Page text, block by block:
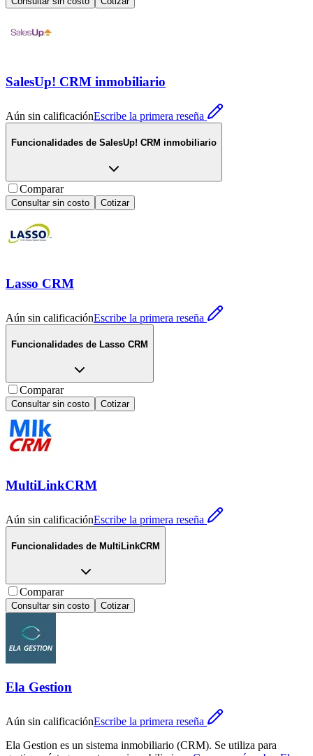
SalesUp! CRM inmobiliario
Aún sin calificaciónEscribe la primera reseña
Funcionalidades de SalesUp! CRM inmobiliario
Comparar
Consultar sin costo Cotizar
Lasso CRM
Aún sin calificaciónEscribe la primera reseña
Funcionalidades de Lasso CRM
Comparar
Consultar sin costo Cotizar
MultiLinkCRM
Aún sin calificaciónEscribe la primera reseña
Funcionalidades de MultiLinkCRM
Comparar
Consultar sin costo Cotizar
Ela Gestion
Aún sin calificaciónEscribe la primera reseña
Ela Gestion es un sistema inmobiliario (CRM). Se utiliza para